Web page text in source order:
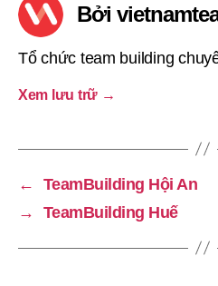
Bởi
Tổ chức team building
Xem lưu trữ →
←
TeamBuilding Hội An
→
TeamBuilding Huế